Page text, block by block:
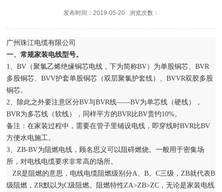
发布时间：2019-05-20 浏览次数：
广州珠江电缆有限公司
一、常规家装电线型号。
1、BV（聚氯乙烯绝缘铜芯电线，下为简称BV）为单股铜芯、BVR
多股铜芯、BVV护套单股铜芯（双层聚氯护套线）、BVVR双胶多股
铜芯。
2、除此之外要注意区分BV与BVR线——BV为单芯线（硬线），
BVR为多芯线（软线），同样平方的BVR比BV贵约10%。
备注：在家装过程中，需要在管子里铺设电线，即穿线时BVR比BV
方便水电施工。
3、ZB-BV为阻燃电线，顾名思义可以阻碍燃烧。一般用于密集场
所，对电线电缆要求非常高的场所。
ZR是阻燃的意思，电线电缆阻燃级别分A、B、C三级，ZB就代表B
级阻燃，ZR默以为C级阻燃。阻燃特性ZA>ZB>ZC，无论是家装电线